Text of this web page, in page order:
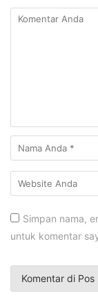
Simpan nama,
untuk komentar